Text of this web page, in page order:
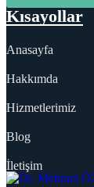
Kısayollar
Anasayfa
Hakkımda
Hizmetlerimiz
Blog
İletişim